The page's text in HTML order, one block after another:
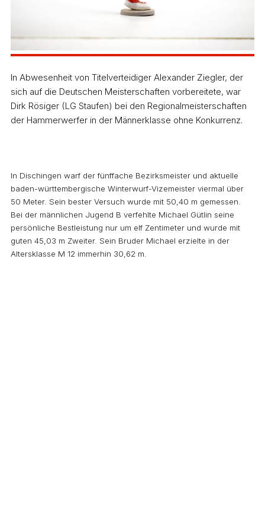
In Abwesenheit von Titelverteidiger Alexander Ziegler, der
sich auf die Deutschen Meisterschaften vorbereitete, war
Dirk Rösiger (LG Staufen) bei den Regionalmeisterschaften
der Hammerwerfer in der Männerklasse ohne Konkurrenz.
In Dischingen warf der fünffache Bezirksmeister und aktuelle
baden-württembergische Winterwurf-Vizemeister viermal über
50 Meter. Sein bester Versuch wurde mit 50,40 m gemessen.
Bei der männlichen Jugend B verfehlte Michael Gütlin seine
persönliche Bestleistung nur um elf Zentimeter und wurde mit
guten 45,03 m Zweiter. Sein Bruder Michael erzielte in der
Altersklasse M 12 immerhin 30,62 m.